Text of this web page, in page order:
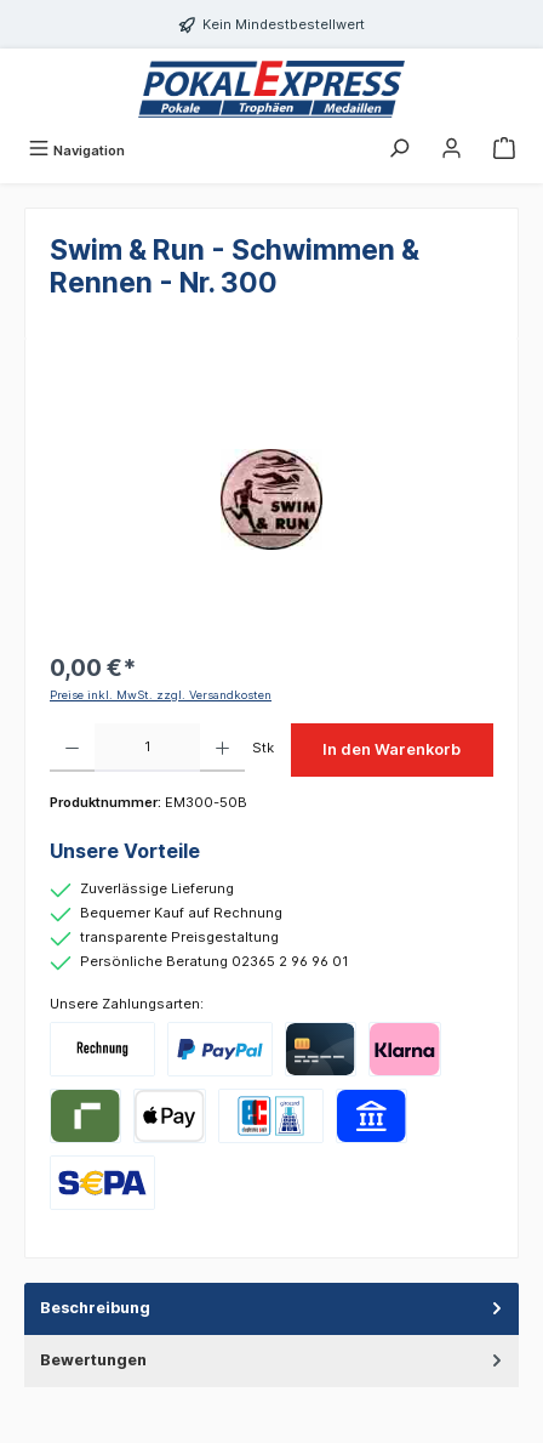
Kein Mindestbestellwert
Navigation
Swim & Run - Schwimmen &
Rennen - Nr. 300
0,00 €*
Preise inkl. MwSt. zzgl. Versandkosten
Stk In den Warenkorb
Produktnummer: EM300-50B
Unsere Vorteile
Zuverlässige Lieferung
Bequemer Kauf auf Rechnung
transparente Preisgestaltung
Persönliche Beratung 02365 2 96 96 01
Unsere Zahlungsarten:
Beschreibung
Bewertungen